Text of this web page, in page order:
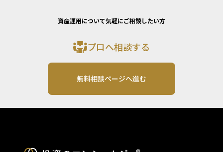
資産運用について気軽にご相談したい方
プロへ相談する
無料相談ページへ進む